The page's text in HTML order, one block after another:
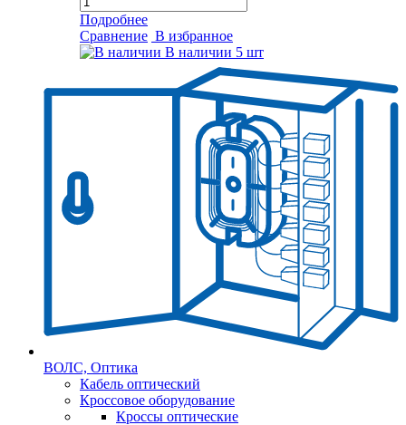
Подробнее
Сравнение В избранное
В наличии 5 шт
ВОЛС, Оптика
Кабель оптический
Кроссовое оборудование
Кроссы оптические